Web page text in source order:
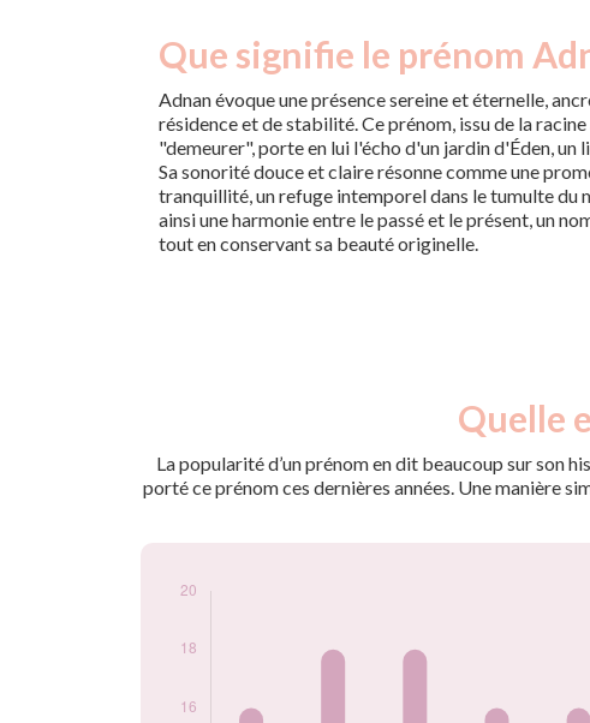
Que signifie le prénom
Adnan évoque une présence sereine et éternelle,
résidence et de stabilité. Ce prénom, issu de la
"demeurer", porte en lui l'écho d'un jardin d'Éden, un
Sa sonorité douce et claire résonne comme une
tranquillité, un refuge intemporel dans le tumulte du
ainsi une harmonie entre le passé et le présent, un
tout en conservant sa beauté originelle.
Quelle
La popularité d’un prénom en dit beaucoup sur son
porté ce prénom ces dernières années. Une manière
2009
22
2010
16
2014
16
2016